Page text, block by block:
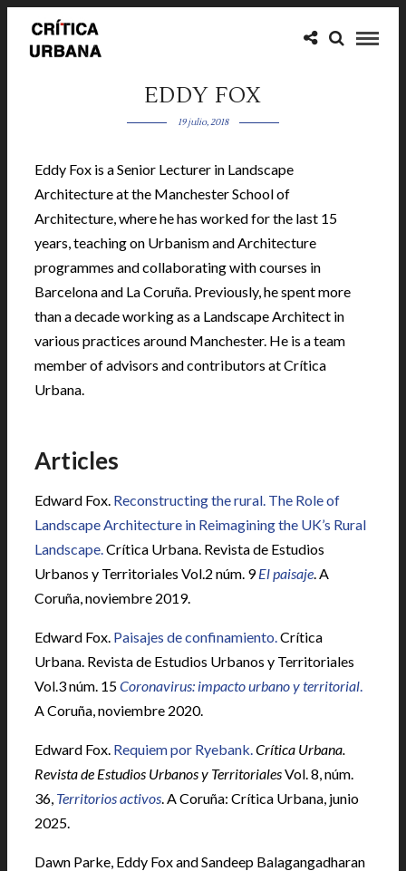
EDDY FOX
19 julio, 2018
Eddy Fox is a Senior Lecturer in Landscape
Architecture at the Manchester School of
Architecture, where he has worked for the last 15
years, teaching on Urbanism and Architecture
programmes and collaborating with courses in
Barcelona and La Coruña. Previously, he spent more
than a decade working as a Landscape Architect in
various practices around Manchester. He is a team
member of advisors and contributors at Crítica
Urbana.
Articles
Edward Fox. Reconstructing the rural. The Role of
Landscape Architecture in Reimagining the UK’s Rural
Landscape.Crítica Urbana. Revista de Estudios
Urbanos y Territoriales Vol.2 núm. 9El paisaje. A
Coruña, noviembre 2019.
Edward Fox. Paisajes de confinamiento.Crítica
Urbana. Revista de Estudios Urbanos y Territoriales
Vol.3 núm. 15Coronavirus: impacto urbano y territorial.
A Coruña, noviembre 2020.
Edward Fox. Requiem por Ryebank.Crítica Urbana.
Revista de Estudios Urbanos y TerritorialesVol. 8, núm.
36, Territorios activos. A Coruña: Crítica Urbana, junio
2025.
Dawn Parke, Eddy Fox and Sandeep Balagangadharan